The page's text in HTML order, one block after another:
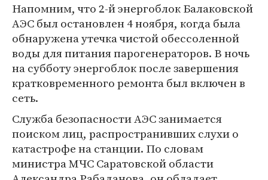
Напомним, что 2-й энергоблок Балаковской
АЭС был остановлен 4 ноября, когда была
обнаружена утечка чистой обессоленной
воды для питания парогенераторов. В ночь
на субботу энергоблок после завершения
кратковременного ремонта был включен в
сеть.
Служба безопасности АЭС занимается
поиском лиц, распространивших слухи о
катастрофе на станции. По словам
министра МЧС Саратовской области